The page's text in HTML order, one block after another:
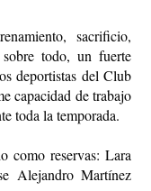
sacrificio,
todo, un fuerte
deportistas del Club
capacidad de trabajo
toda la temporada.
como reservas: Lara
Alejandro Martínez